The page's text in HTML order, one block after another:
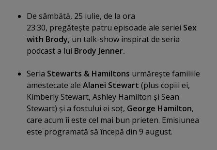
De sâmbătă, 25 iulie, de la ora
23:30, pregăteşte patru episoade ale seriei Sex
with Brody, un talk-show inspirat de seria
podcast a lui Brody Jenner.
Seria Stewarts & Hamiltons urmăreşte familiile
amestecate ale Alanei Stewart (plus copiii ei,
Kimberly Stewart, Ashley Hamilton şi Sean
Stewart) şi a fostului ei soţ, George Hamilton,
care acum îi este cel mai bun prieten. Emisiunea
este programată să începă din 9 august.